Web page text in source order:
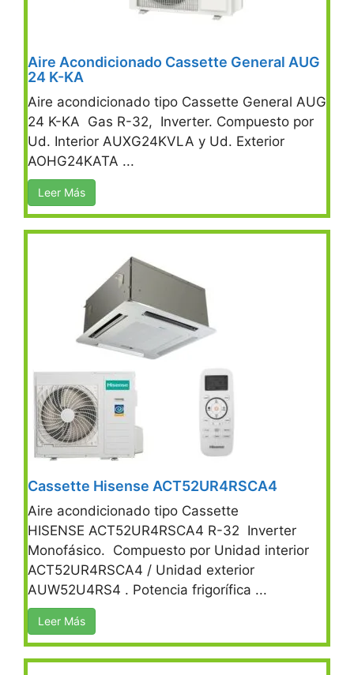
Aire Acondicionado Cassette General AUG
24 K-KA
Aire acondicionado tipo Cassette General AUG
24 K-KA Gas R-32, Inverter. Compuesto por
Ud. Interior AUXG24KVLA y Ud. Exterior
AOHG24KATA ...
Leer Más
Cassette Hisense ACT52UR4RSCA4
Aire acondicionado tipo Cassette
HISENSE ACT52UR4RSCA4 R-32 Inverter
Monofásico. Compuesto por Unidad interior
ACT52UR4RSCA4 / Unidad exterior
AUW52U4RS4 . Potencia frigorífica ...
Leer Más